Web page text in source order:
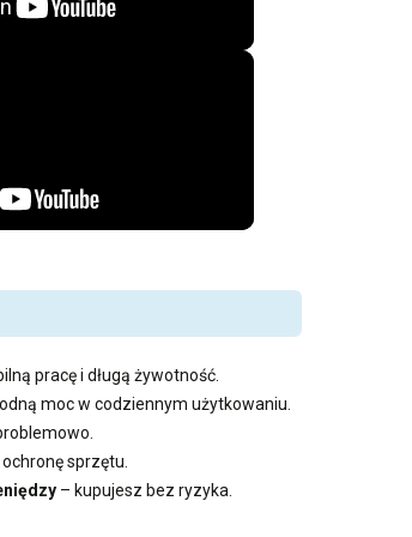
pracę i długą żywotność.
moc w codziennym użytkowaniu.
sprzętu.
– kupujesz bez ryzyka.